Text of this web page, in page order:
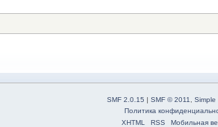
SMF 2.0.15 | SMF © 2011
Simple
Политика
XHTML
RSS Мобильная